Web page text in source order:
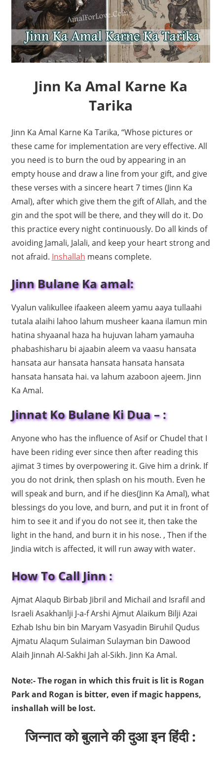
Jinn Ka Amal Karne Ka
Tarika
Jinn Ka Amal Karne Ka Tarika, “Whose pictures or
these came for implementation are very effective. All
you need is to burn the oud by appearing in an
empty house and draw a line from your gift, and give
these verses with a sincere heart 7 times (Jinn Ka
Amal), after which give them the gift of Allah, and the
gin and the spot will be there, and they will do it. Do
this practice every night continuously. Do all kinds of
avoiding Jamali, Jalali, and keep your heart strong and
not afraid. Inshallah means complete.
Jinn Bulane Ka amal:
Vyalun valikullee ifaakeen aleem yamu aaya tullaahi
tutala alaihi lahoo lahum musheer kaana ilamun min
hatina ​​shyaanal haza ha hujuvan laham yamauha
phabashisharu bi ajaabin aleem va vaasu hansata
hansata aur hansata hansata hansata hansata
hansata hansata hai. va lahum azaboon ajeem. Jinn
Ka Amal.
Jinnat Ko Bulane Ki Dua – :
Anyone who has the influence of Asif or Chudel that I
have been riding ever since then after reading this
ajimat 3 times by overpowering it. Give him a drink. If
you do not drink, then splash on his mouth. Even he
will speak and burn, and if he dies(Jinn Ka Amal), what
blessings do you love, and burn, and put it in front of
him to see it and if you do not see it, then take the
light in the hand, and burn it in his nose. , Then if the
Jindia witch is affected, it will run away with water.
How To Call Jinn :
Ajmat Alaqub Birbab Jibril and Michail and Israfil and
Israeli Asakhanlji J-a-f Arshi Ajmut Alaikum Bilji Azai
Ezhab Ishu bin bin Maryam Vasyadin Biruhil Qudus
Ajmatu Alaqum Sulaiman Sulayman bin Dawood
Alaih Jinnah Al-Sakhi Jah al-Sikh. Jinn Ka Amal.
Note:- The rogan in which this fruit is lit is Rogan
Park and Rogan is bitter, even if magic happens,
inshallah will be lost.
जिन्नात को बुलाने की दुआ इन हिंदी :